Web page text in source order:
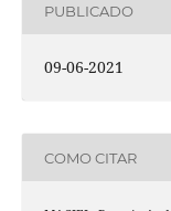
PUBLICADO
09-06-2021
COMO CITAR